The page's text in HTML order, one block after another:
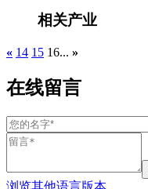
相关产业
« 14 15 16... »
在线留言
浏览其他语言版本